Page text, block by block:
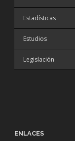
Estadísticas
Estudios
Legislación
ENLACES